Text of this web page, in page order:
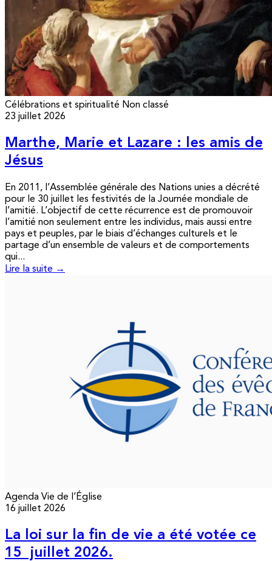
Célébrations et spiritualité Non classé
23 juillet 2026
Marthe, Marie et Lazare : les amis de
Jésus
En 2011, l’Assemblée générale des Nations unies a décrété
pour le 30 juillet les festivités de la Journée mondiale de
l’amitié. L’objectif de cette récurrence est de promouvoir
l’amitié non seulement entre les individus, mais aussi entre
pays et peuples, par le biais d’échanges culturels et le
partage d’un ensemble de valeurs et de comportements
qui...
Lire la suite →
Agenda Vie de l’Église
16 juillet 2026
La loi sur la fin de vie a été votée ce
15 juillet 2026.